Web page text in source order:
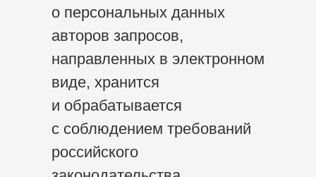
о персональных данных
авторов запросов,
направленных в электронном
виде, хранится
и обрабатывается
с соблюдением требований
российского